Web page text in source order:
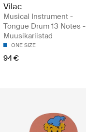
Vilac
Musical Instrument -
Tongue Drum 13 Notes -
Muusikariistad
ONE SIZE
94 €